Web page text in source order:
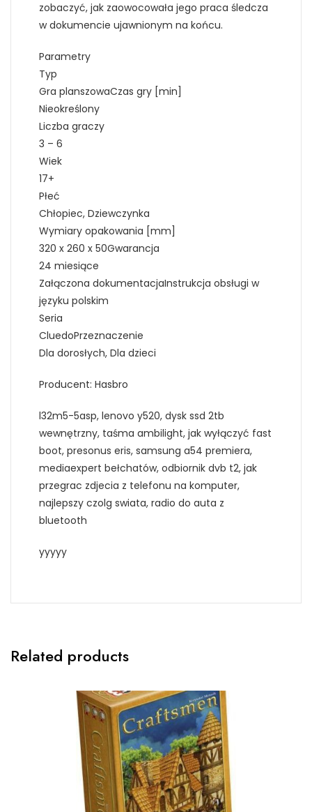
zobaczyć, jak zaowocowała jego praca śledcza
w dokumencie ujawnionym na końcu.
Parametry
Typ
Gra planszowaCzas gry [min]
Nieokreślony
Liczba graczy
3 – 6
Wiek
17+
Płeć
Chłopiec, Dziewczynka
Wymiary opakowania [mm]
320 x 260 x 50Gwarancja
24 miesiące
Załączona dokumentacjaInstrukcja obsługi w
języku polskim
Seria
CluedoPrzeznaczenie
Dla dorosłych, Dla dzieci
Producent: Hasbro
l32m5-5asp, lenovo y520, dysk ssd 2tb
wewnętrzny, taśma ambilight, jak wyłączyć fast
boot, presonus eris, samsung a54 premiera,
mediaexpert bełchatów, odbiornik dvb t2, jak
przegrac zdjecia z telefonu na komputer,
najlepszy czolg swiata, radio do auta z
bluetooth
yyyyy
Related products